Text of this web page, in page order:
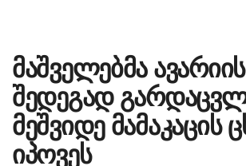
მაშველებმა ავარიის
შედეგად
მეშვიდე მამაკაცის
იპოვეს